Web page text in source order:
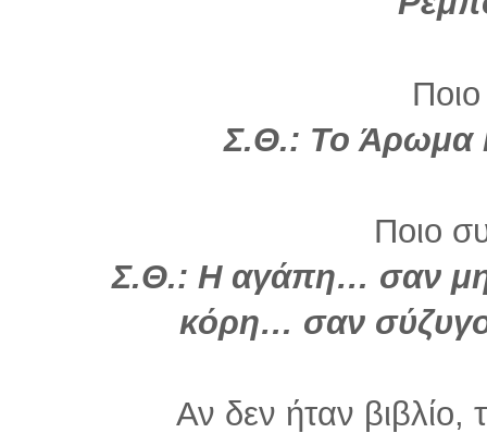
Σ.Θ.: Το Άρωμα
Ποιο
Σ.Θ.: Η αγάπη… σαν
κόρη… σαν
Αν δεν ήταν βιβλίο,